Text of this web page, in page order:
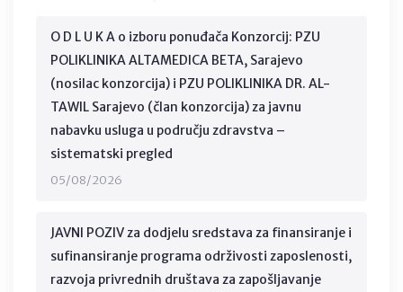
O D L U K A o izboru ponuđača Konzorcij: PZU
POLIKLINIKA ALTAMEDICA BETA, Sarajevo
(nosilac konzorcija) i PZU POLIKLINIKA DR. AL-
TAWIL Sarajevo (član konzorcija) za javnu
nabavku usluga u području zdravstva –
sistematski pregled
05/08/2026
JAVNI POZIV za dodjelu sredstava za finansiranje i
sufinansiranje programa održivosti zaposlenosti,
razvoja privrednih društava za zapošljavanje